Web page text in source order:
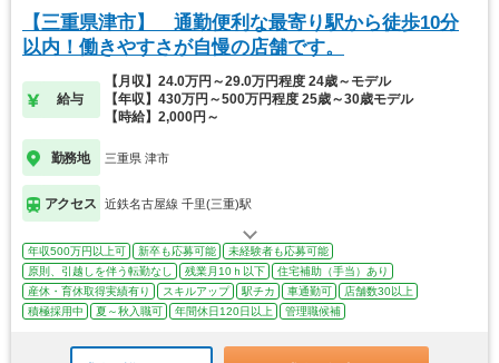
【三重県津市】 通勤便利な最寄り駅から徒歩10分
以内！働きやすさが自慢の店舗です。
給与
【月収】24.0万円～29.0万円程度 24歳～モデル
【年収】430万円～500万円程度 25歳～30歳モデル
【時給】2,000円～
勤務地 三重県 津市
アクセス 近鉄名古屋線 千里(三重)駅
年収500万円以上可 新卒も応募可能
未経験者も応募可能
原則、引越しを伴う転勤なし
残業月10ｈ以下
住宅補助（手当）あり
産休・育休取得実績有り
スキルアップ 駅チカ 車通勤可
店舗数30以上
積極採用中
夏～秋入職可 年間休日120日以上 管理職候補